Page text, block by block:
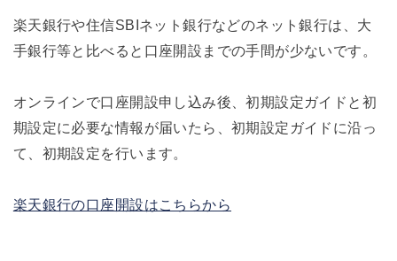
楽天銀行や住信SBIネット銀行などのネット銀行は、大
手銀行等と比べると口座開設までの手間が少ないです。
オンラインで口座開設申し込み後、初期設定ガイドと初
期設定に必要な情報が届いたら、初期設定ガイドに沿っ
て、初期設定を行います。
楽天銀行の口座開設はこちらから